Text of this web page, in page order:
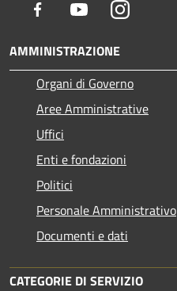
Facebook YoutubeInstagram
AMMINISTRAZIONE
Organi di Governo
Aree Amministrative
Uffici
Enti e fondazioni
Politici
Personale Amministrativo
Documenti e dati
CATEGORIE DI SERVIZIO